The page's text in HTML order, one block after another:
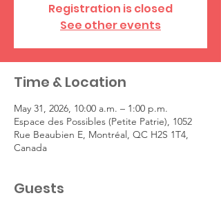
Registration is closed
See other events
Time & Location
May 31, 2026, 10:00 a.m. – 1:00 p.m.
Espace des Possibles (Petite Patrie), 1052
Rue Beaubien E, Montréal, QC H2S 1T4,
Canada
Guests